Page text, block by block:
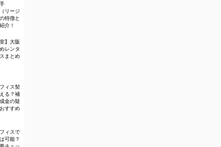
リージ
特徴と
介！
】大阪
レンタ
まとめ
ィス契
る？補
金の疑
すすめ
ィスで
可能？